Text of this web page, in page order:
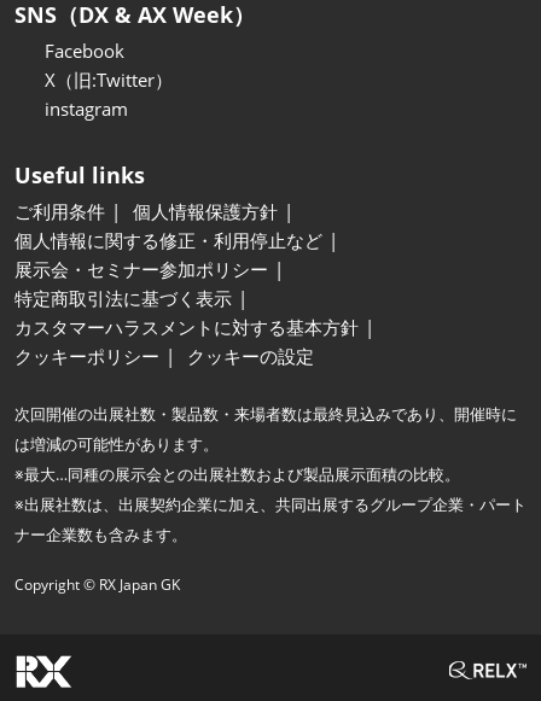
SNS（DX & AX Week）
Facebook
X（旧:Twitter）
instagram
Useful links
ご利用条件
個人情報保護方針
個人情報に関する修正・利用停止など
展示会・セミナー参加ポリシー
特定商取引法に基づく表示
カスタマーハラスメントに対する基本方針
クッキーポリシー
クッキーの設定
次回開催の出展社数・製品数・来場者数は最終見込みであり、開催時に
は増減の可能性があります。
※最大…同種の展示会との出展社数および製品展示面積の比較。
※出展社数は、出展契約企業に加え、共同出展するグループ企業・パート
ナー企業数も含みます。
Copyright © RX Japan GK